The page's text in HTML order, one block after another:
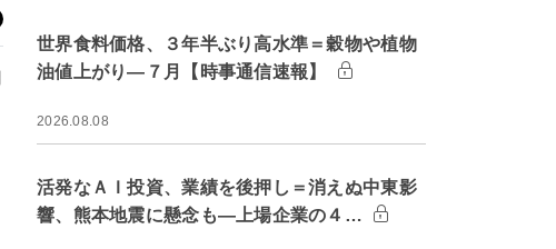
世界食料価格、３年半ぶり高水準＝穀物や植物
油値上がり―７月【時事通信速報】
2026.08.08
活発なＡＩ投資、業績を後押し＝消えぬ中東影
響、熊本地震に懸念も―上場企業の４…